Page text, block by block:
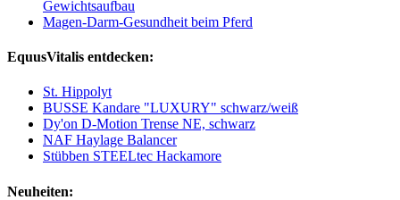
Gewichtsaufbau
Magen-Darm-Gesundheit beim Pferd
EquusVitalis entdecken:
St. Hippolyt
BUSSE Kandare "LUXURY" schwarz/weiß
Dy'on D-Motion Trense NE, schwarz
NAF Haylage Balancer
Stübben STEELtec Hackamore
Neuheiten: